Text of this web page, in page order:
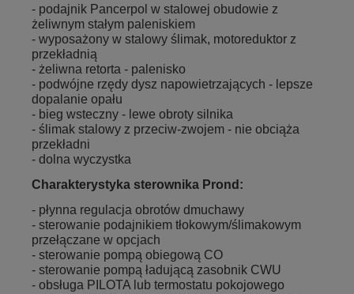
- podajnik Pancerpol w stalowej obudowie z
żeliwnym stałym paleniskiem
- wyposażony w stalowy ślimak, motoreduktor z
przekładnią
- żeliwna retorta - palenisko
- podwójne rzędy dysz napowietrzających - lepsze
dopalanie opału
- bieg wsteczny - lewe obroty silnika
- ślimak stalowy z przeciw-zwojem - nie obciąża
przekładni
- dolna wyczystka
Charakterystyka sterownika Prond:
- płynna regulacja obrotów dmuchawy
- sterowanie podajnikiem tłokowym/ślimakowym
przełączane w opcjach
- sterowanie pompą obiegową CO
- sterowanie pompą ładującą zasobnik CWU
- obsługa PILOTA lub termostatu pokojowego